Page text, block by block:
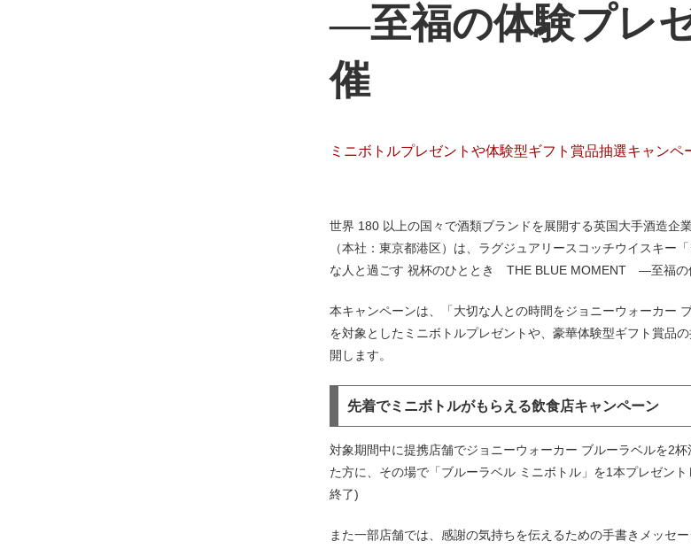
―至福の体験プレ
催
ミニボトルプレゼントや体験型ギフト賞品抽選キャン
世界 180 以上の国々で酒類ブランドを展開する英国大手酒造企
（本社：東京都港区）は、ラグジュアリースコッチウイスキー
な人と過ごす 祝杯のひととき THE BLUE MOMENT ―至福の
本キャンペーンは、「大切な人との時間をジョニーウォーカー
を対象としたミニボトルプレゼントや、豪華体験型ギフト賞品
開します。
先着でミニボトルがもらえる飲食店キャンペーン
対象期間中に提携店舗でジョニーウォーカー ブルーラベルを2
た方に、その場で「ブルーラベル ミニボトル」を1本プレゼン
終了)
また一部店舗では、感謝の気持ちを伝えるための手書きメッセ